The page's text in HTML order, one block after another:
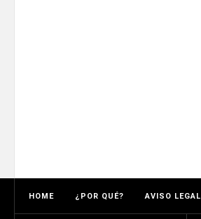
HOME ¿POR QUÉ? AVISO LEGAL